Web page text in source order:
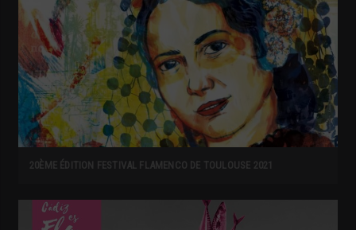
20ÈME ÉDITION FESTIVAL FLAMENCO DE TOULOUSE 2021